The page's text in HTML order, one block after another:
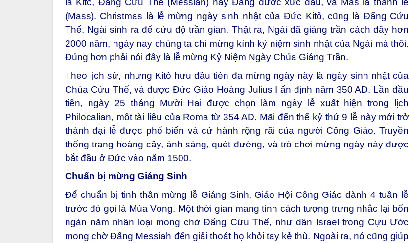
là Kitô, Đấng Cứu Thế (Messiah) hay Đấng được xức dầu, và Mas là thánh lễ
(Mass). Christmas là lễ mừng ngày sinh nhật của Đức Kitô, cũng là Đấng Cứu
Thế. Ngài sinh ra để cứu độ trần gian. Thật ra, Ngài đã giáng trần cách đây hơn
2000 năm, ngày nay chúng ta chỉ mừng kính kỷ niệm sinh nhật của Ngài mà thôi.
Đúng hơn phải nói đây là lễ mừng Kỷ Niệm Ngày Chúa Giáng Trần.
Theo lịch sử, những Kitô hữu đầu tiên đã mừng ngày này là ngày sinh nhật của
Chúa Cứu Thế, và được Đức Giáo Hoàng Julius I ấn định năm 350 AD. Lần đầu
tiên, ngày 25 tháng Mười Hai được chọn làm ngày lễ xuất hiện trong lịch
Philocalian, một tài liệu của Roma từ 354 AD. Mãi đến thế kỷ thứ 9 lễ này mới trở
thành đại lễ được phổ biến và cử hành rộng rãi của người Công Giáo. Truyền
thống trang hoàng cây, ánh sáng, quét đường, và trò chơi mừng ngày này được
bắt đầu ở Đức vào năm 1500.
Chuẩn bị mừng Giáng Sinh
Để chuẩn bị tinh thần mừng lễ Giáng Sinh, Giáo Hội Công Giáo dành 4 tuần lễ
trước đó gọi là Mùa Vọng. Một thời gian mang tính cách tượng trưng nhắc lại bốn
ngàn năm nhân loại mong chờ Đấng Cứu Thế, như dân Israel trong Cựu Ước
mong chờ Đấng Messiah đến giải thoát họ khỏi tay kẻ thù. Ngoài ra, nó cũng giúp